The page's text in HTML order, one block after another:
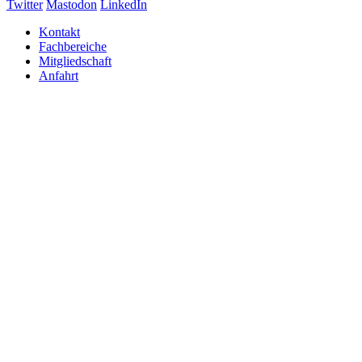
Twitter Mastodon LinkedIn
Kontakt
Fachbereiche
Mitgliedschaft
Anfahrt